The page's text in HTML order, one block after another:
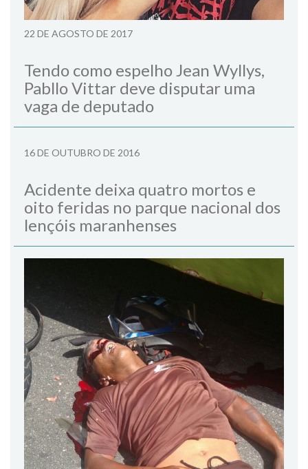
22 DE AGOSTO DE 2017
Tendo como espelho Jean Wyllys,
Pabllo Vittar deve disputar uma
vaga de deputado
16 DE OUTUBRO DE 2016
Acidente deixa quatro mortos e
oito feridas no parque nacional dos
lençóis maranhenses